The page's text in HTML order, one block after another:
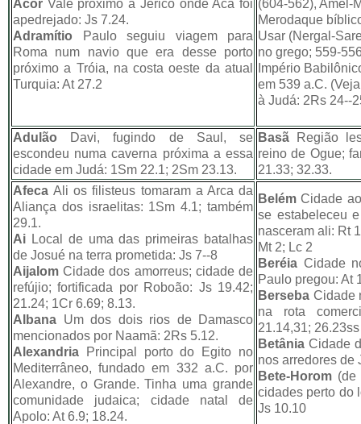
Acor Vale próximo a Jericó onde Acã foi
apedrejado: Js 7.24.
Adramítio
Paulo seguiu viagem para
Roma num navio que era desse porto
próximo a Tróia, na costa oeste da atual
Turquia: At 27.2
(604-562), Amel-
Merodaque
Usar (Nergal-
no grego; 559-
Império
em 539 a.C.
à Judá: 2Rs 24--
Adulão Davi, fugindo de Saul, se
escondeu numa caverna próxima a essa
cidade em Judá: 1Sm 22.1; 2Sm 23.13.
Basã Região
reino de Ogue;
21.33; 32.33.
Afeca Ali os filisteus tomaram a Arca da
Aliança dos israelitas: 1Sm 4.1; também
29.1.
Ai Local de uma das primeiras batalhas
de Josué na terra prometida: Js 7--8
Aijalom Cidade dos amorreus; cidade de
refújio; fortificada por Roboão: Js 19.42;
21.24; 1Cr 6.69; 8.13.
Albana Um dos dois rios de Damasco
mencionados por Naamã: 2Rs 5.12.
Alexandria Principal porto do Egito no
Mediterrâneo, fundado em 332 a.C. por
Alexandre, o Grande. Tinha uma grande
comunidade judaica; cidade natal de
Apolo: At 6.9; 18.24.
BelémCidade
se estabeleceu
nasceram ali: Rt
Mt 2; Lc 2
Beréia Cidade
Paulo pregou: At
Berseba Cidade
na rota
21.14,31; 26.23ss
Betânia Cidade
nos arredores de
Bete-Horom (de
cidades perto do
Js 10.10